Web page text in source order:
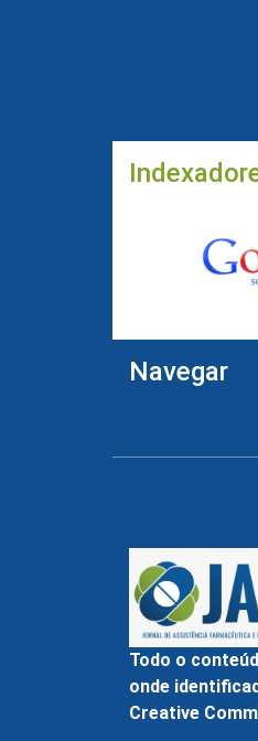
Navegar
Todo o
onde
Creative